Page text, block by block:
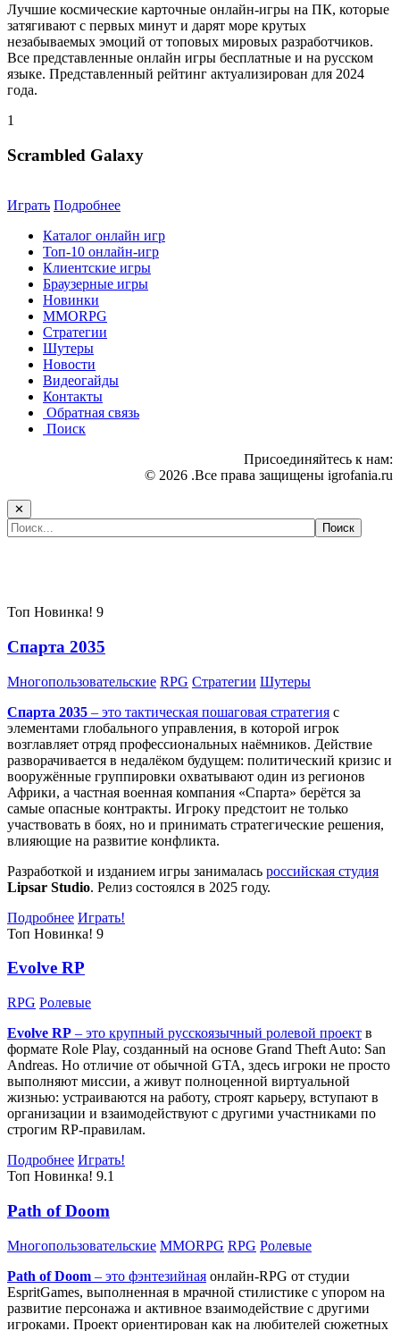
Лучшие космические карточные онлайн-игры на ПК, которые
затягивают с первых минут и дарят море крутых
незабываемых эмоций от топовых мировых разработчиков.
Все представленные онлайн игры бесплатные и на русском
языке. Представленный рейтинг актуализирован для 2024
года.
1
Scrambled Galaxy
Играть Подробнее
Каталог онлайн игр
Топ-10 онлайн-игр
Клиентские игры
Браузерные игры
Новинки
MMORPG
Стратегии
Шутеры
Новости
Видеогайды
Контакты
Обратная связь
Поиск
Присоединяйтесь к нам:
© 2026 .Все права защищены igrofania.ru
✕
Топ Новинка! 9
Спарта 2035
Многопользовательские RPG Стратегии Шутеры
Спарта 2035 – это тактическая пошаговая стратегия с
элементами глобального управления, в которой игрок
возглавляет отряд профессиональных наёмников. Действие
разворачивается в недалёком будущем: политический кризис и
вооружённые группировки охватывают один из регионов
Африки, а частная военная компания «Спарта» берётся за
самые опасные контракты. Игроку предстоит не только
участвовать в боях, но и принимать стратегические решения,
влияющие на развитие конфликта.
Разработкой и изданием игры занималась российская студия
Lipsar Studio. Релиз состоялся в 2025 году.
Подробнее Играть!
Топ Новинка! 9
Evolve RP
RPG Ролевые
Evolve RP – это крупный русскоязычный ролевой проект в
формате Role Play, созданный на основе Grand Theft Auto: San
Andreas. Но отличие от обычной GTA, здесь игроки не просто
выполняют миссии, а живут полноценной виртуальной
жизнью: устраиваются на работу, строят карьеру, вступают в
организации и взаимодействуют с другими участниками по
строгим RP-правилам.
Подробнее Играть!
Топ Новинка! 9.1
Path of Doom
Многопользовательские MMORPG RPG Ролевые
Path of Doom – это фэнтезийная онлайн-RPG от студии
EspritGames, выполненная в мрачной стилистике с упором на
развитие персонажа и активное взаимодействие с другими
игроками. Проект ориентирован как на любителей сюжетных